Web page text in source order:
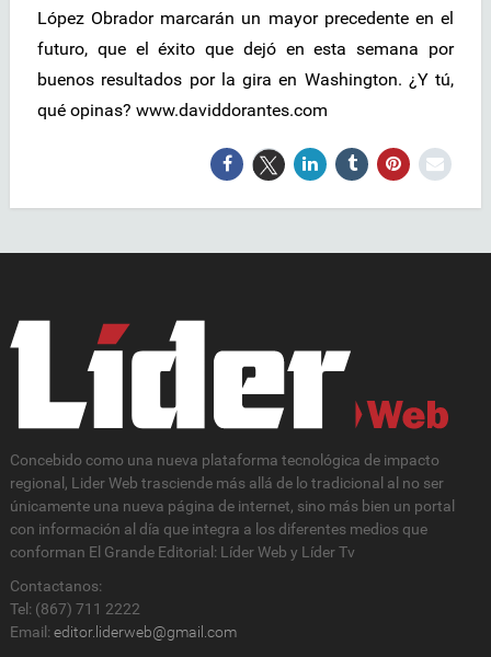
López Obrador marcarán un mayor precedente en el
futuro, que el éxito que dejó en esta semana por
buenos resultados por la gira en Washington. ¿Y tú,
qué opinas? www.daviddorantes.com
Concebido como una nueva plataforma tecnológica de impacto
regional, Lider Web trasciende más allá de lo tradicional al no ser
únicamente una nueva página de internet, sino más bien un portal
con información al día que integra a los diferentes medios que
conforman El Grande Editorial: Líder Web y Líder Tv
Contactanos:
Tel: (867) 711 2222
Email: editor.liderweb@gmail.com